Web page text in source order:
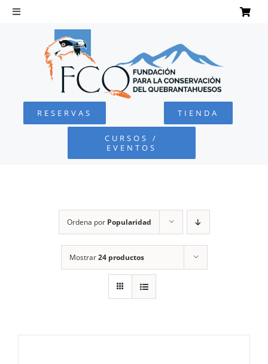
Saltar
Toggle
Navigation
QUEBRANTAHUESOS
FUNDACIÓN
RESERVAS TIENDA
CURSOS /
EVENTOS
Ordena por Popularidad
Mostrar24 productos